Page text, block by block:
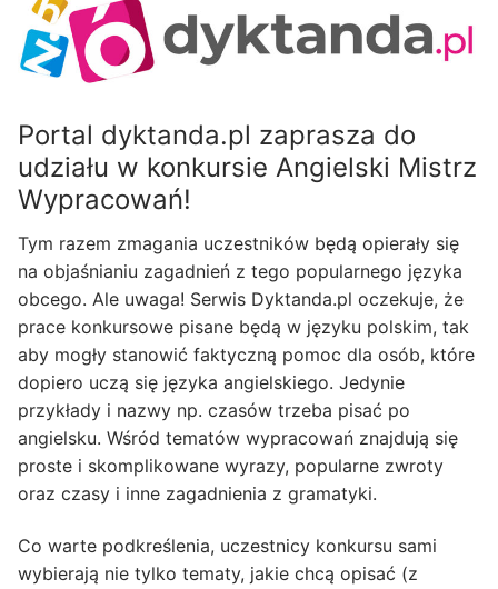
Portal dyktanda.pl zaprasza do
udziału w konkursie Angielski Mistrz
Wypracowań!
Tym razem zmagania uczestników będą opierały się
na objaśnianiu zagadnień z tego popularnego języka
obcego. Ale uwaga! Serwis Dyktanda.pl oczekuje, że
prace konkursowe pisane będą w języku polskim, tak
aby mogły stanowić faktyczną pomoc dla osób, które
dopiero uczą się języka angielskiego. Jedynie
przykłady i nazwy np. czasów trzeba pisać po
angielsku. Wśród tematów wypracowań znajdują się
proste i skomplikowane wyrazy, popularne zwroty
oraz czasy i inne zagadnienia z gramatyki.
Co warte podkreślenia, uczestnicy konkursu sami
wybierają nie tylko tematy, jakie chcą opisać (z